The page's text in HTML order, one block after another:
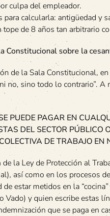
culpa del empleador.
para calcularla: antigüedad y
tope de 8 años tan arbitrario
Constitucional sobre la
de la Sala Constitucional,
no, sino todo lo contrario”.
PUEDE PAGAR EN
DEL SECTOR PÚBLICO
DE TRABAJO EN
la Ley de Protección al
así como en los procesos
estar metidos en la
Vado) y quien escribe estas
que se paga en